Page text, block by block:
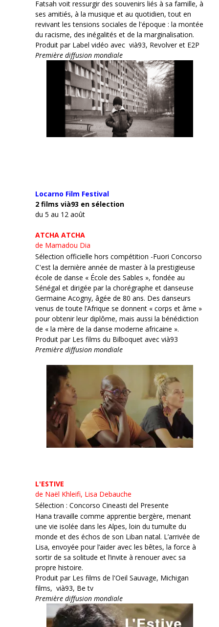
Fatsah voit ressurgir des souvenirs liés à sa famille, à
ses amitiés, à la musique et au quotidien, tout en
revivant les tensions sociales de l'époque : la montée
du racisme, des inégalités et de la marginalisation.
Produit par Label vidéo avec vià93, Revolver et E2P
Première diffusion mondiale
Locarno Film Festival
2 films vià93 en sélection
du 5 au 12 août
ATCHA ATCHA
de Mamadou Dia
Sélection officielle hors compétition -Fuori Concorso
C'est la dernière année de master à la prestigieuse
école de danse « École des Sables », fondée au
Sénégal et dirigée par la chorégraphe et danseuse
Germaine Acogny, âgée de 80 ans. Des danseurs
venus de toute l’Afrique se donnent « corps et âme »
pour obtenir leur diplôme, mais aussi la bénédiction
de « la mère de la danse moderne africaine ».
Produit par Les films du Bilboquet avec vià93
Première diffusion mondiale
L'ESTIVE
de Naël Khleifi, Lisa Debauche
Sélection : Concorso Cineasti del Presente
Hana travaille comme apprentie bergère, menant
une vie isolée dans les Alpes, loin du tumulte du
monde et des échos de son Liban natal. L’arrivée de
Lisa, envoyée pour l’aider avec les bêtes, la force à
sortir de sa solitude et l’invite à renouer avec sa
propre histoire.
Produit par Les films de l'Oeil Sauvage, Michigan
films, vià93, Be tv
Première diffusion mondiale